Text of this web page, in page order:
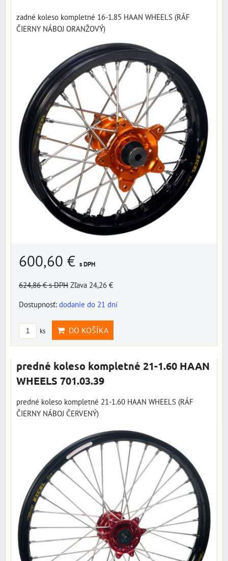
zadné koleso kompletné 16-1.85 HAAN WHEELS (RÁF
ČIERNY NÁBOJ ORANŽOVÝ)
600,60 € s DPH
624,86 €s DPH Zľava 24,26 €
Dostupnosť: dodanie do 21 dní
ks DO KOŠÍKA
predné koleso kompletné 21-1.60 HAAN
WHEELS 701.03.39
predné koleso kompletné 21-1.60 HAAN WHEELS (RÁF
ČIERNY NÁBOJ ČERVENÝ)